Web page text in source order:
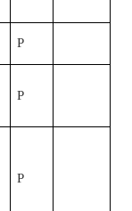
P
P
P